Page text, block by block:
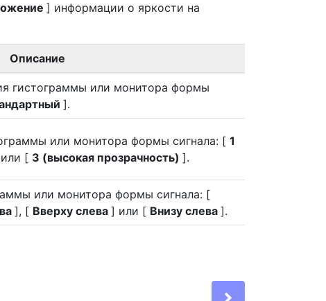
] информации о яркости на
Описание
гистограммы или монитора формы
].
или монитора формы сигнала: [ 1
[ 3 (высокая прозрачность) ].
или монитора формы сигнала: [
], [ Вверху слева ] или [ Внизу слева ].